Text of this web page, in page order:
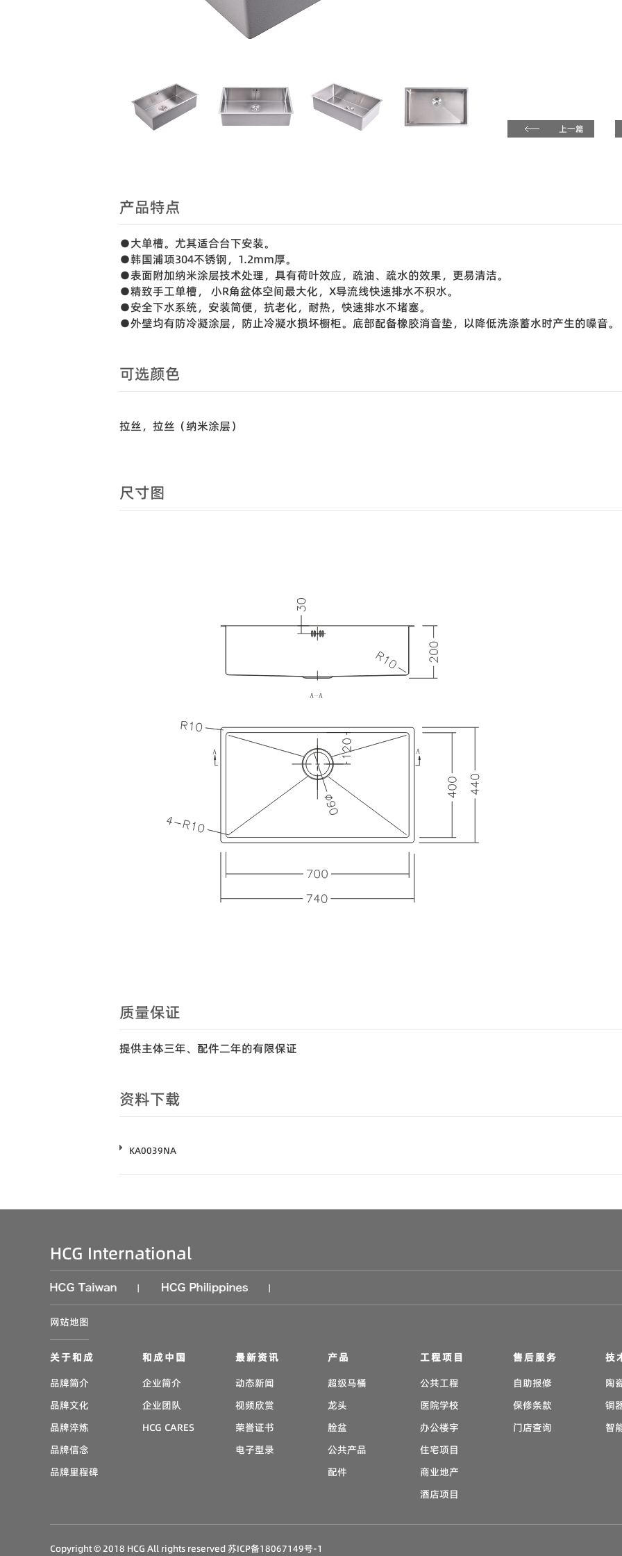
上一篇
产品特点
●大单槽。尤其适合台下安装。
●韩国浦项304不锈钢，1.2mm厚。
●表面附加纳米涂层技术处理，具有荷叶效应，疏油、疏水的效果，更易清洁。
●精致手工单槽， 小R角盆体空间最大化，X导流线快速排水不积水。
●安全下水系统，安装简便，抗老化，耐热，快速排水不堵塞。
●外壁均有防冷凝涂层，防止冷凝水损坏橱柜。底部配备橡胶消音垫，以降低洗涤蓄水时产生的噪音。
可选颜色
拉丝，拉丝（纳米涂层）
尺寸图
质量保证
提供主体三年、配件二年的有限保证
资料下载
KA0039NA
HCG International
| |
网站地图
关于和成
品牌简介
品牌文化
品牌淬炼
品牌信念
品牌里程碑
和成中国
企业简介
企业团队
HCG CARES
最新资讯
动态新闻
视频欣赏
荣誉证书
电子型录
产品
超级马桶
龙头
脸盆
公共产品
配件
工程项目
公共工程
医院学校
办公楼宇
住宅项目
商业地产
酒店项目
售后服务
自助报修
保修条款
门店查询
技
陶
铜
智
Copyright © 2018 HCG All rights reserved苏ICP备18067149号-1